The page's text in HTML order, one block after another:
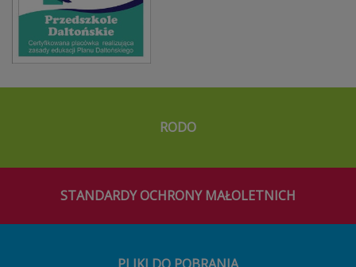
RODO
STANDARDY OCHRONY MAŁOLETNICH